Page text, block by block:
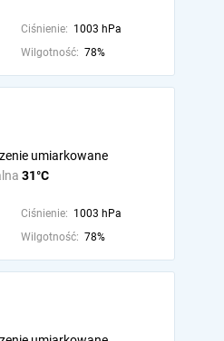
Ciśnienie: 1003 hPa
Wilgotność: 78%
31°C
umiarkowane
Ciśnienie: 1003 hPa
Wilgotność: 78%